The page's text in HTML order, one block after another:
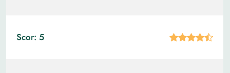
Scor: 5